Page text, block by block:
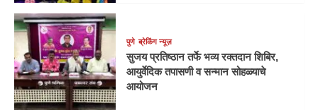
पुणे ब्रेकिंग न्यूज़
सुजय प्रतिष्ठान तर्फे भव्य रक्तदान शिबिर,
आयुर्वेदिक तपासणी व सन्मान सोहळ्याचे
आयोजन